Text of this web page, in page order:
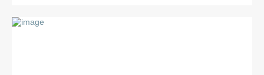
Bauwirtschaft, der den Schüler:innen wertvolle